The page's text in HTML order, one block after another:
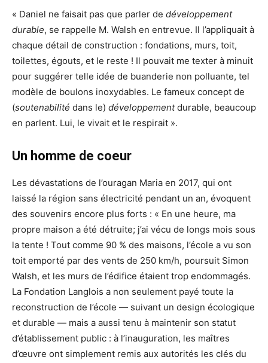
« Daniel ne faisait pas que parler de développement
durable, se rappelle M. Walsh en entrevue. Il l’appliquait à
chaque détail de construction : fondations, murs, toit,
toilettes, égouts, et le reste ! Il pouvait me texter à minuit
pour suggérer telle idée de buanderie non polluante, tel
modèle de boulons inoxydables. Le fameux concept de
(soutenabilité dans le) développementdurable, beaucoup
en parlent. Lui, le vivait et le respirait ».
Un homme de coeur
Les dévastations de l’ouragan Maria en 2017, qui ont
laissé la région sans électricité pendant un an, évoquent
des souvenirs encore plus forts : « En une heure, ma
propre maison a été détruite; j’ai vécu de longs mois sous
la tente ! Tout comme 90 % des maisons, l’école a vu son
toit emporté par des vents de 250 km/h, poursuit Simon
Walsh, et les murs de l’édifice étaient trop endommagés.
La Fondation Langlois a non seulement payé toute la
reconstruction de l’école — suivant un design écologique
et durable — mais a aussi tenu à maintenir son statut
d’établissement public : à l’inauguration, les maîtres
d’œuvre ont simplement remis aux autorités les clés du